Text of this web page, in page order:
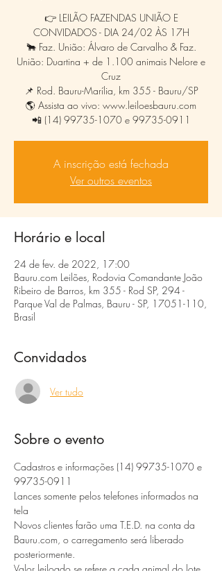
👉 LEILÃO FAZENDAS UNIÃO E
CONVIDADOS - DIA 24/02 ÀS 17H
🐂 Faz. União: Álvaro de Carvalho & Faz.
União: Duartina + de 1.100 animais Nelore e
Cruz
📌 Rod. Bauru-Marília, km 355 - Bauru/SP
🌎 Assista ao vivo: www.leiloesbauru.com
📲 (14) 99735-1070 e 99735-0911
A inscrição está fechada
Ver outros eventos
Horário e local
24 de fev. de 2022, 17:00
Bauru.com Leilões, Rodovia Comandante João
Ribeiro de Barros, km 355 - Rod SP, 294 -
Parque Val de Palmas, Bauru - SP, 17051-110,
Brasil
Convidados
Ver tudo
Sobre o evento
Cadastros e informações (14) 99735-1070 e
99735-0911
Lances somente pelos telefones informados na
tela
Novos clientes farão uma T.E.D. na conta da
Bauru.com, o carregamento será liberado
posteriormente.